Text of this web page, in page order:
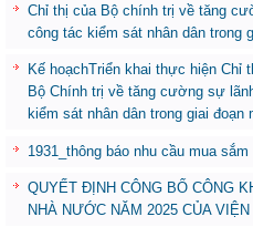
Chỉ thị của Bộ chính trị về tăng
công tác kiểm sát nhân dân trong
Kế hoạchTriển khai thực hiện Chỉ
Bộ Chính trị về tăng cường sự
kiểm sát nhân dân trong giai đoạn
1931_thông báo nhu cầu mua
QUYẾT ĐỊNH CÔNG BỐ CÔNG
NHÀ NƯỚC NĂM 2025 CỦA